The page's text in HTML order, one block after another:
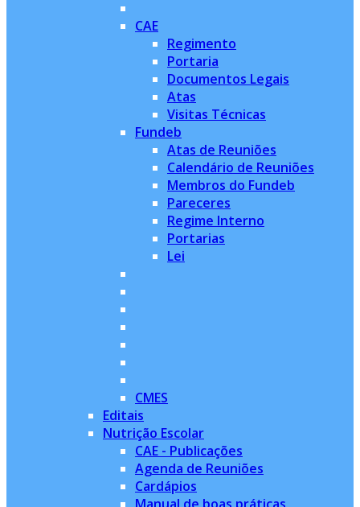
CAE
Regimento
Portaria
Documentos Legais
Atas
Visitas Técnicas
Fundeb
Atas de Reuniões
Calendário de Reuniões
Membros do Fundeb
Pareceres
Regime Interno
Portarias
Lei
CMES
Editais
Nutrição Escolar
CAE - Publicações
Agenda de Reuniões
Cardápios